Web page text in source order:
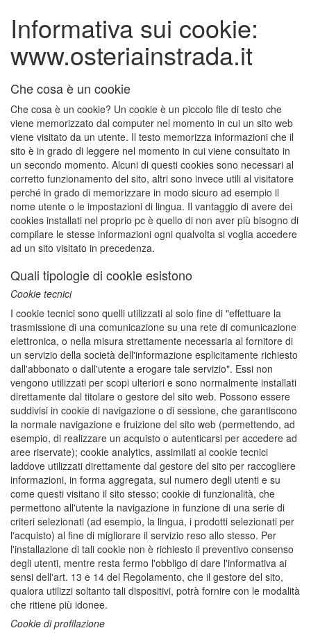
Informativa sui cookie:
www.osteriainstrada.it
Che cosa è un cookie
Che cosa è un cookie? Un cookie è un piccolo file di testo che
viene memorizzato dal computer nel momento in cui un sito web
viene visitato da un utente. Il testo memorizza informazioni che il
sito è in grado di leggere nel momento in cui viene consultato in
un secondo momento. Alcuni di questi cookies sono necessari al
corretto funzionamento del sito, altri sono invece utili al visitatore
perché in grado di memorizzare in modo sicuro ad esempio il
nome utente o le impostazioni di lingua. Il vantaggio di avere dei
cookies installati nel proprio pc è quello di non aver più bisogno di
compilare le stesse informazioni ogni qualvolta si voglia accedere
ad un sito visitato in precedenza.
Quali tipologie di cookie esistono
Cookie tecnici
I cookie tecnici sono quelli utilizzati al solo fine di "effettuare la
trasmissione di una comunicazione su una rete di comunicazione
elettronica, o nella misura strettamente necessaria al fornitore di
un servizio della società dell'informazione esplicitamente richiesto
dall'abbonato o dall'utente a erogare tale servizio". Essi non
vengono utilizzati per scopi ulteriori e sono normalmente installati
direttamente dal titolare o gestore del sito web. Possono essere
suddivisi in cookie di navigazione o di sessione, che garantiscono
la normale navigazione e fruizione del sito web (permettendo, ad
esempio, di realizzare un acquisto o autenticarsi per accedere ad
aree riservate); cookie analytics, assimilati ai cookie tecnici
laddove utilizzati direttamente dal gestore del sito per raccogliere
informazioni, in forma aggregata, sul numero degli utenti e su
come questi visitano il sito stesso; cookie di funzionalità, che
permettono all'utente la navigazione in funzione di una serie di
criteri selezionati (ad esempio, la lingua, i prodotti selezionati per
l'acquisto) al fine di migliorare il servizio reso allo stesso. Per
l'installazione di tali cookie non è richiesto il preventivo consenso
degli utenti, mentre resta fermo l'obbligo di dare l'informativa ai
sensi dell'art. 13 e 14 del Regolamento, che il gestore del sito,
qualora utilizzi soltanto tali dispositivi, potrà fornire con le modalità
che ritiene più idonee.
Cookie di profilazione